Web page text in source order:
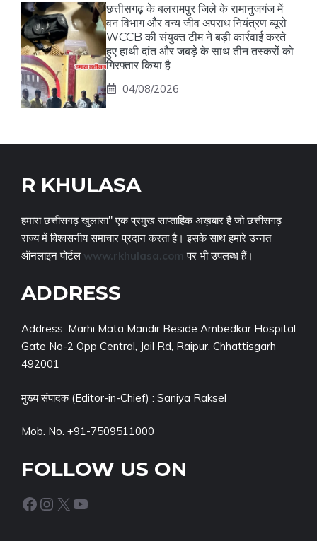
छत्तीसगढ़ के बलरामपुर जिले के रामानुजगंज में
वन विभाग और वन्य जीव अपराध नियंत्रण ब्यूरो
WCCB की संयुक्त टीम ने बड़ी कार्रवाई करते
हुए हाथी दांत और जबड़े के साथ तीन तस्करों को
गिरफ्तार किया है
04/08/2026
R KHULASA
हमारा छत्तीसगढ़ खुलासा" एक प्रमुख साप्ताहिक अख़बार है जो छत्तीसगढ़
राज्य में विश्वसनीय समाचार प्रदान करता है। इसके साथ हमारे उन्नत
ऑनलाइन पोर्टल www.rkhulasa.com पर भी उपलब्ध हैं।
ADDRESS
Address: Marhi Mata Mandir Beside Ambedkar Hospital
Gate No-2 Opp Central, Jail Rd, Raipur, Chhattisgarh
492001
मुख्य संपादक (Editor-in-Chief) : Saniya Raksel
Mob. No. +91-7509511000
FOLLOW US ON
Facebook Instagram X YouTube